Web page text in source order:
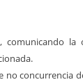
comunicando
concurrencia